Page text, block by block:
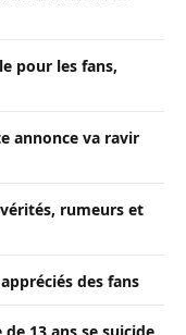
pour les fans,
annonce va ravir
rumeurs et
des fans